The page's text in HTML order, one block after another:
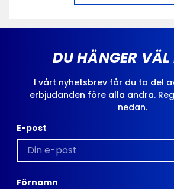
DU HÄNGER VÄL
I vårt nyhetsbrev får du ta del
erbjudanden före alla andra.
nedan.
E-post
Förnamn